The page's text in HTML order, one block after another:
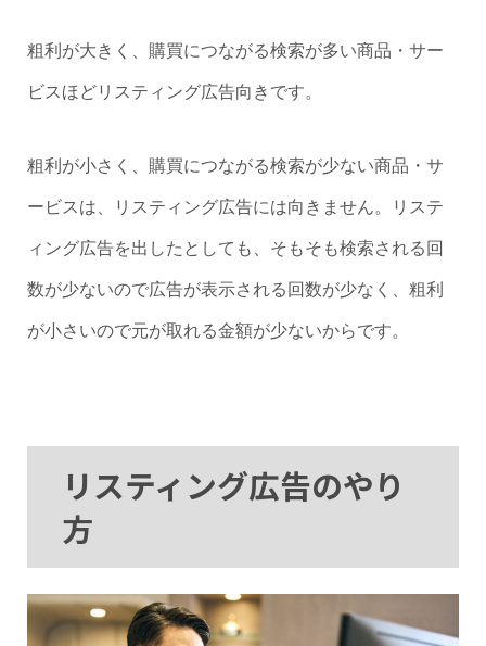
粗利が大きく、購買につながる検索が多い商品・サー
ビスほどリスティング広告向きです。
粗利が小さく、購買につながる検索が少ない商品・サ
ービスは、リスティング広告には向きません。リステ
ィング広告を出したとしても、そもそも検索される回
数が少ないので広告が表示される回数が少なく、粗利
が小さいので元が取れる金額が少ないからです。
リスティング広告のやり
方